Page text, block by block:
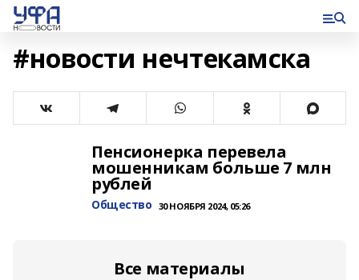
#новости нечтекамска
Пенсионерка перевела
мошенникам больше 7 млн
рублей
Общество 30 НОЯБРЯ 2024, 05:26
Все материалы